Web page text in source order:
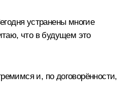
устранены многие
что в будущем это
и, по договорённости,